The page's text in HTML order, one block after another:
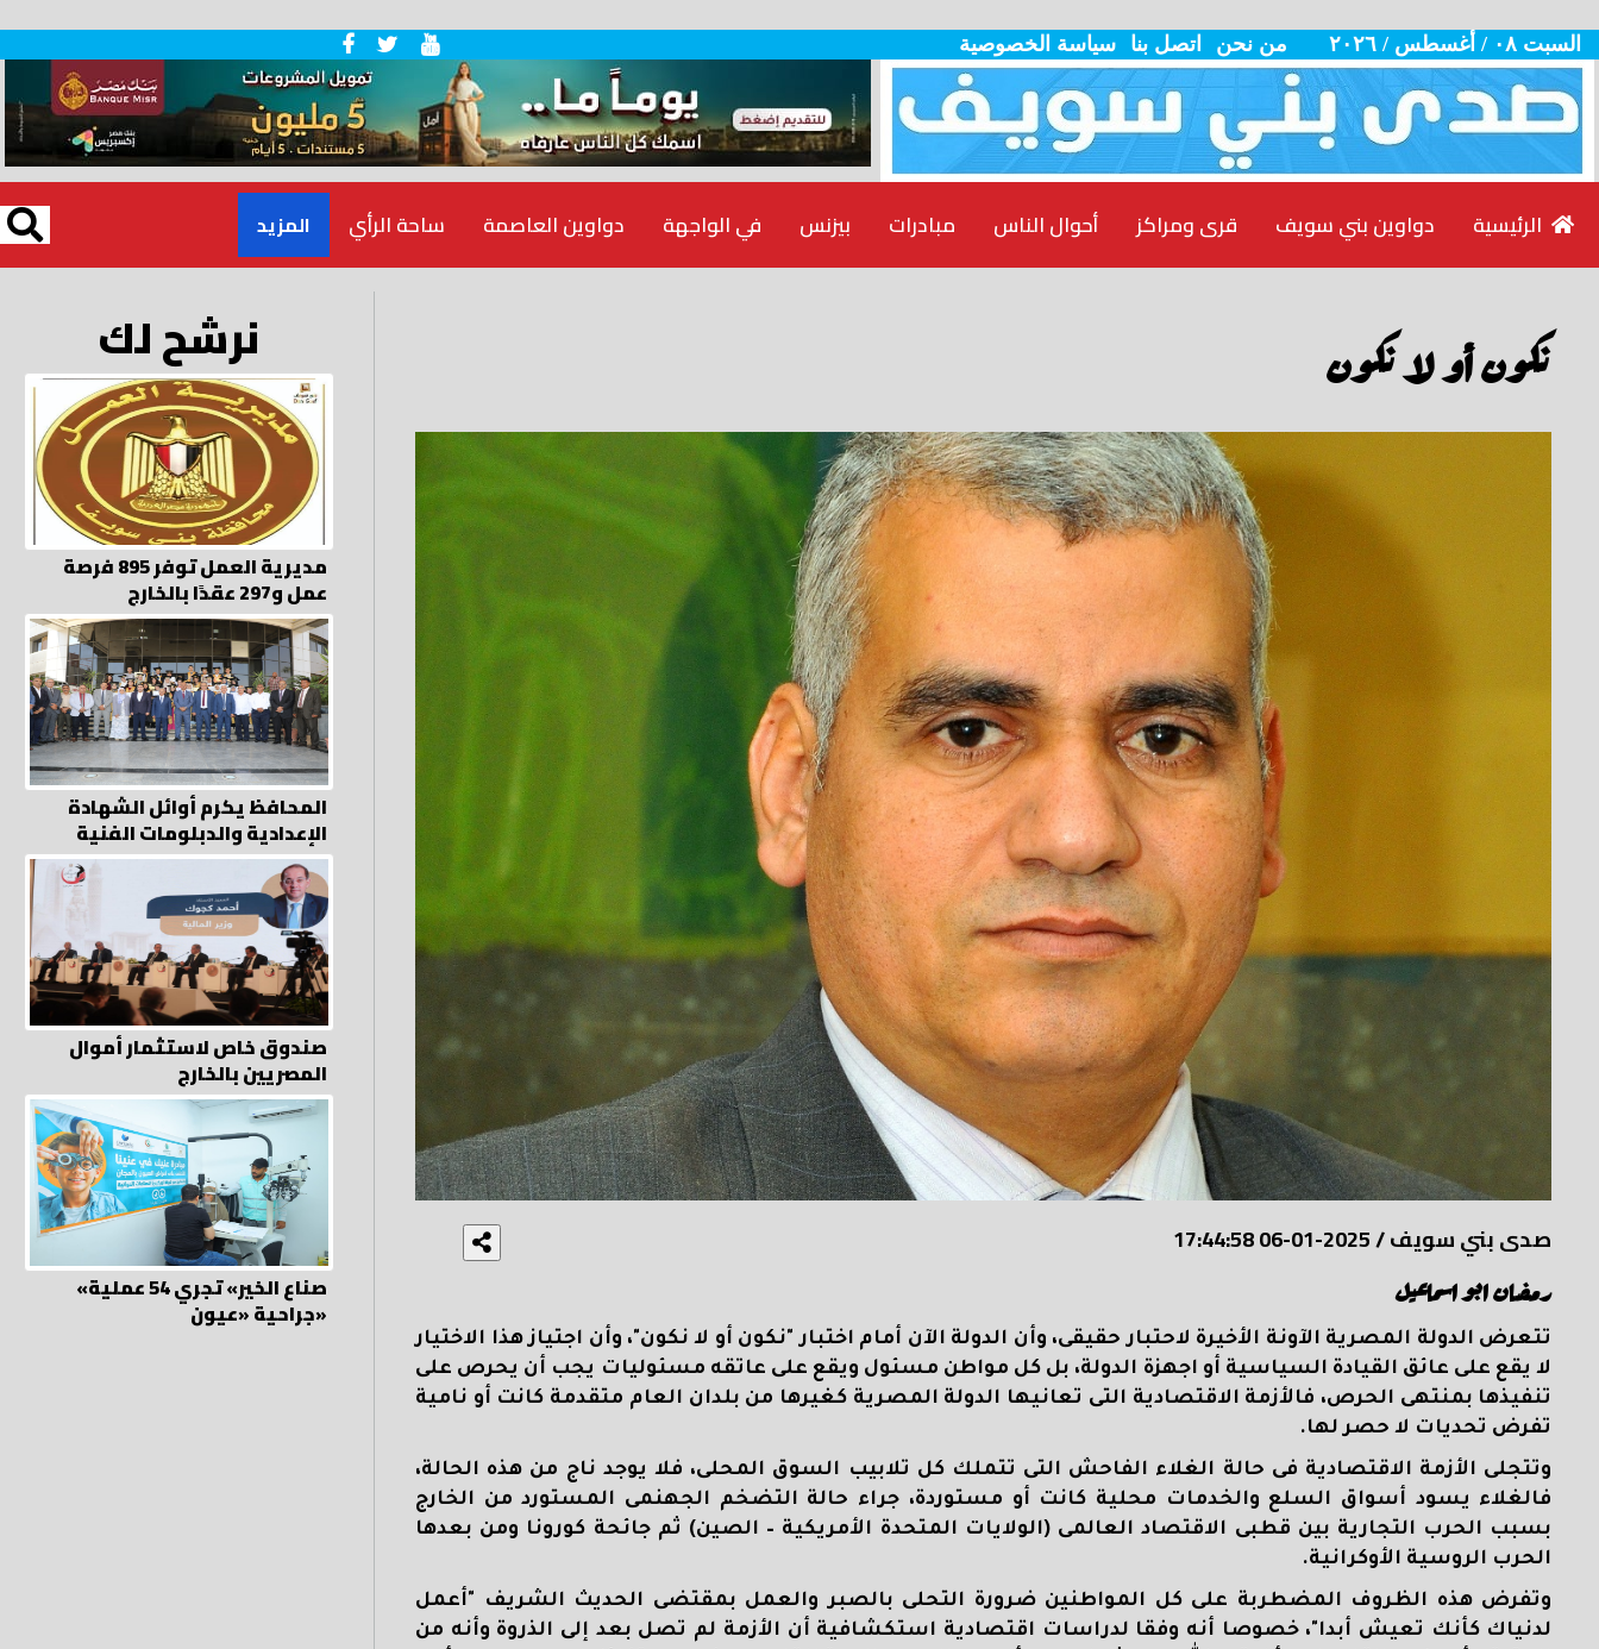
السبت ٠٨ / أغسطس / ٢٠٢٦ من نحن اتصل بنا سياسة الخصوصية
المزيد ساحة الرأي دواوين العاصمة في الواجهة بيزنس مبادرات أحوال الناس قرى ومراكز دواوين بني سويف
نكون أو لا نكون
صدى بني سويف/
2025-01-06 17:44:58
رمضان ابو اسماعيل
تتعرض الدولة المصرية الآونة الأخيرة لاحتبار حقيقى، وأن الدولة الآن أمام اختبار "نكون أو لا نكون"، وأن اجتياز هذا الاختيار
لا يقع على عائق القيادة السياسية أو اجهزة الدولة، بل كل مواطن مسئول ويقع على عاتقه مسئوليات يجب أن يحرص على
تنفيذها بمنتهى الحرص، فالأزمة الاقتصادية التى تعانيها الدولة المصرية كغيرها من بلدان العام متقدمة كانت أو نامية
تفرض تحديات لا حصر لها.
وتتجلى الأزمة الاقتصادية فى حالة الغلاء الفاحش التى تتملك كل تلابيب السوق المحلى، فلا يوجد ناج من هذه الحالة،
فالغلاء يسود أسواق السلع والخدمات محلية كانت أو مستوردة، جراء حالة التضخم الجهنمى المستورد من الخارج
بسبب الحرب التجارية بين قطبى الاقتصاد العالمى (الولايات المتحدة الأمريكية – الصين) ثم جائحة كورونا ومن بعدها
الحرب الروسية الأوكرانية.
وتفرض هذه الظروف المضطربة على كل المواطنين ضرورة التحلى بالصبر والعمل بمقتضى الحديث الشريف "أعمل
لدنياك كأنك تعيش أبدا"، خصوصا أنه وفقا لدراسات اقتصادية استكشافية أن الأزمة لم تصل بعد إلى الذروة وأنه من
نرشح لك
مديرية العمل توفر 895 فرصة
عمل و297 عقدًا بالخارج
المحافظ يكرم أوائل الشهادة
الإعدادية والدبلومات الفنية
صندوق خاص لاستثمار أموال
المصريين بالخارج
«صناع الخير» تجري 54 عملية
جراحية «عيون»